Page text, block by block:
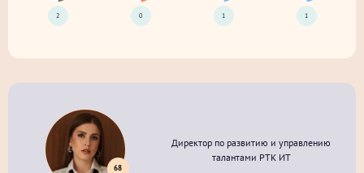
2 0 1 1
68
Директор по развитию и управлению
талантами РТК ИТ